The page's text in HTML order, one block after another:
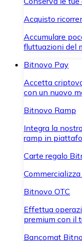
Acquisto
Accumulare
fluttuazioni del
Bitnovo Pay
Accetta
con un nuovo
Bitnovo Ramp
Integra la
ramp in
Carte regalo
Bitnovo OTC
Effettua
premium con il
Bancomat